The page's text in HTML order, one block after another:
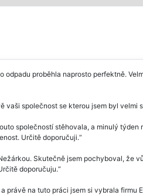
proběhla naprosto perfektně.
vaši společnost se kterou jsem byl velmi
společností stěhovala, a minulý týden
Určitě doporučuji.
Skutečně jsem pochyboval, že
doporučuju.
na tuto práci jsem si vybrala firmu